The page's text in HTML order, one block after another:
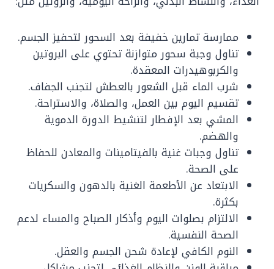
ممارسة تمارين خفيفة بعد السحور لتحفيز الجسم.
تناول وجبة سحور متوازنة تحتوي على البروتين
والكربوهيدرات المعقدة.
شرب الماء قبل الشعور بالعطش لتجنب الجفاف.
تقسيم اليوم بين العمل، والصلاة، والاستراحة.
المشي بعد الإفطار لتنشيط الدورة الدموية
والهضم.
تناول وجبات غنية بالفيتامينات والمعادن للحفاظ
على الصحة.
الابتعاد عن الأطعمة الغنية بالدهون والسكريات
بكثرة.
الالتزام بصلوات اليوم وأذكار الصباح والمساء لدعم
الصحة النفسية.
النوم الكافي لإعادة شحن الجسم والعقل.